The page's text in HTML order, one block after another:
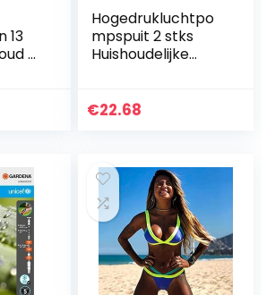
13
5
Hogedrukluchtpo
mpspuit 2 stks
Huishoudelijke
Luchtpomp
€22.68